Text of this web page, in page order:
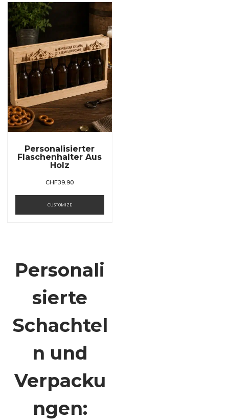
Personalisierter
Flaschenhalter Aus
Holz
CHF39.90
CUSTOMIZE
Personali
sierte
Schachtel
n und
Verpacku
ngen: